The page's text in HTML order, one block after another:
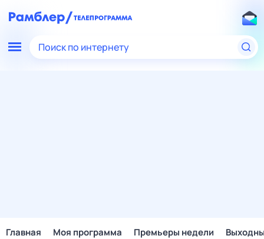
Поиск по интернету
Главная Моя программа Премьеры недели